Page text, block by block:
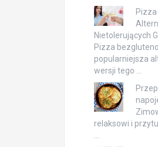
Nietolerujących
Pizza
popularniejsza
wersji tego …
relaksowi i
…